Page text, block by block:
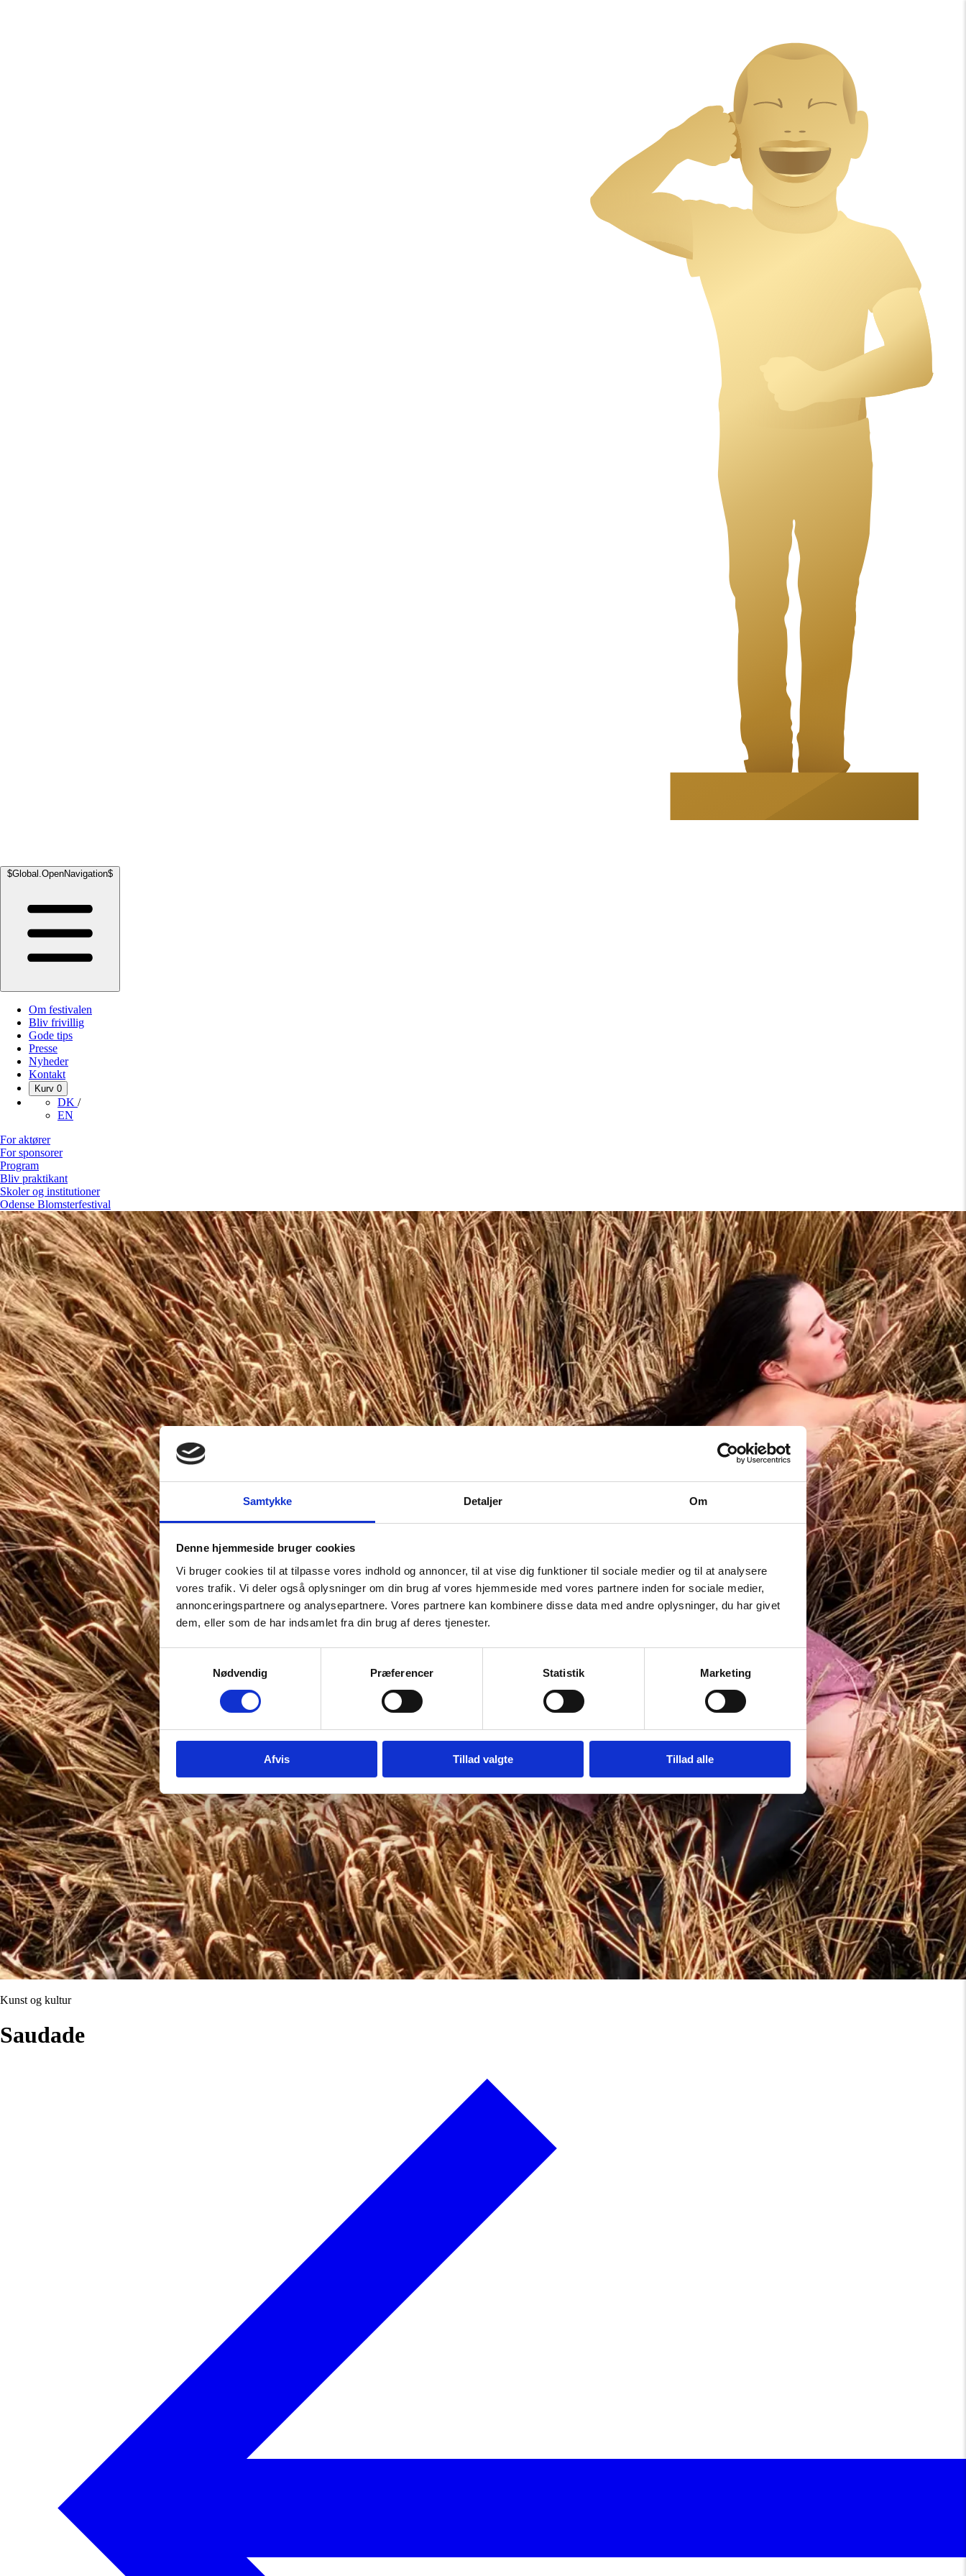
Samtykke Detaljer Om
Denne hjemmeside bruger cookies
Vi bruger cookies til at tilpasse vores indhold og annoncer, til at vise dig funktioner til sociale medier og til at analysere
vores trafik. Vi deler også oplysninger om din brug af vores hjemmeside med vores partnere inden for sociale medier,
annonceringspartnere og analysepartnere. Vores partnere kan kombinere disse data med andre oplysninger, du har givet
dem, eller som de har indsamlet fra din brug af deres tjenester.
Nødvendig
Præferencer Statistik Marketing
Afvis Tillad valgte Tillad alle
$Global.OpenNavigation$
Om festivalen
Bliv frivillig
Gode tips
Presse
Nyheder
Kontakt
Kurv 0
DK /
EN
For aktører
For sponsorer
Program
Bliv praktikant
Skoler og institutioner
Odense Blomsterfestival
Kunst og kultur
Saudade